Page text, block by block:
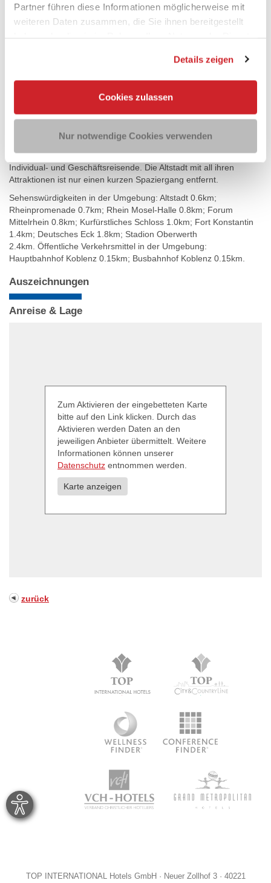
Partner führen diese Informationen möglicherweise mit
weiteren Daten zusammen, die Sie ihnen bereitgestellt
Details zeigen
Cookies zulassen
Nur notwendige Cookies verwenden
Tagungen
ausgestattet mit modernster Tagungstechnik und kabellosem
Lage
Das 3 Sterne Superior TOP Hotel Hohenstaufen liegt im Herzen
von Koblenz und ist nur 2 Gehminuten von Hauptbahnhof
Koblenz entfernt. Das Hotel ist ein perfekter Ausgangspunkt für
Individual- und Geschäftsreisende. Die Altstadt mit all ihren
Attraktionen ist nur einen kurzen Spaziergang entfernt.
Sehenswürdigkeiten in der Umgebung: Altstadt 0.6km;
Rheinpromenade 0.7km; Rhein Mosel-Halle 0.8km; Forum
Mittelrhein 0.8km; Kurfürstliches Schloss 1.0km; Fort Konstantin
1.4km; Deutsches Eck 1.8km; Stadion Oberwerth
2.4km. Öffentliche Verkehrsmittel in der Umgebung:
Hauptbahnhof Koblenz 0.15km; Busbahnhof Koblenz 0.15km.
Auszeichnungen
Anreise & Lage
Zum Aktivieren der eingebetteten Karte
bitte auf den Link klicken. Durch das
Aktivieren werden Daten an den
jeweiligen Anbieter übermittelt. Weitere
Informationen können unserer
Datenschutz entnommen werden.
Karte anzeigen
zurück
TOP INTERNATIONAL Hotels GmbH · Neuer Zollhof 3 · 40221